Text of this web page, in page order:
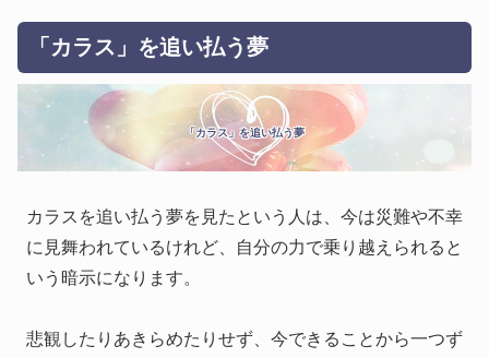
「カラス」を追い払う夢
「カラス」を追い払う夢
カラスを追い払う夢を見たという人は、今は災難や不幸
に見舞われているけれど、自分の力で乗り越えられると
いう暗示になります。
悲観したりあきらめたりせず、今できることから一つず